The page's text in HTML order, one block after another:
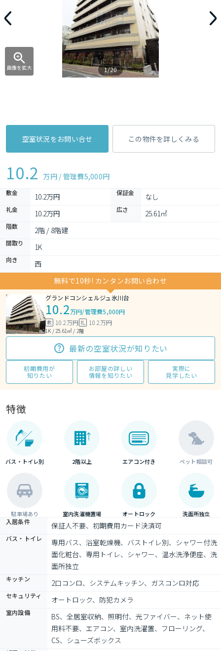
画像を拡大 1/20
空室状況をお問い合せ この物件を詳しくみる
10.2 万円 / 管理費5,000円
敷金 10.2万円 保証金 なし
礼金 10.2万円 広さ 25.61㎡
階数 2階 / 8階建
間取り 1K
向き
西
無料で10秒! カンタンお問い合わせ
グランドコンシェルジュ氷川台
10.2万円/管理費5,000円
敷 10.2万円 礼 10.2万円
1K / 25.61㎡ / 2階
最新の空室状況が知りたい
初期費用が
知りたい
お部屋の詳しい
情報を知りたい
実際に
見学したい
特徴
バス・トイレ別 2階以上 エアコン付き ペット相談可
駐車場あり 室内洗濯機置場 オートロック 洗面所独立
入居条件 保証人不要、初期費用カード決済可
バス・トイレ
専用バス、浴室乾燥機、バストイレ別、シャワー付洗
面化粧台、専用トイレ、シャワー、温水洗浄便座、洗
面所独立
キッチン 2口コンロ、システムキッチン、ガスコンロ対応
セキュリティ オートロック、防犯カメラ
室内設備
BS、全居室収納、照明付、光ファイバー、ネット使
用料不要、エアコン、室内洗濯置、フローリング、
CS、シューズボックス